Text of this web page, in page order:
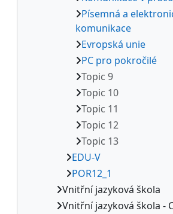
Písemná a
komunikace
Evropská unie
PC pro pokročilé
Topic 9
Topic 10
Topic 11
Topic 12
Topic 13
EDU-V
POR12_1
Vnitřní jazyková škola
Vnitřní jazyková škola -